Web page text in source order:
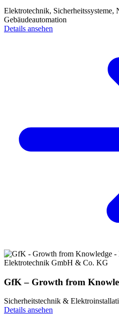
Elektrotechnik, Sicherheitssysteme,
Gebäudeautomation
Details ansehen
GfK – Growth from
Sicherheitstechnik &
Details ansehen